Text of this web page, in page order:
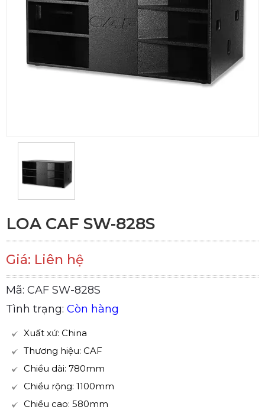
LOA CAF SW-828S
Giá: Liên hệ
Mã: CAF SW-828S
Tình trạng: Còn hàng
Xuất xứ: China
Thương hiệu: CAF
Chiều dài: 780mm
Chiều rộng: 1100mm
Chiều cao: 580mm